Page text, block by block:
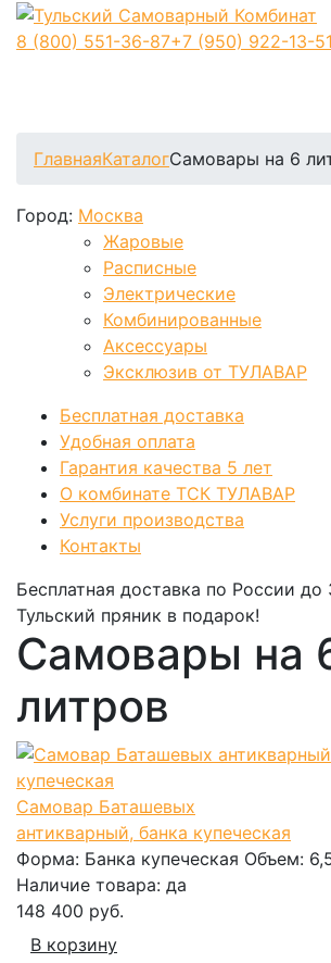
8 (800) 551-36-87+7 (950) 922-13-51
ГлавнаяКаталогСамовары на 6
Город: Москва
Жаровые
Расписные
Электрические
Комбинированные
Аксессуары
Эксклюзив от ТУЛАВАР
Бесплатная доставка
Удобная оплата
Гарантия качества 5 лет
О комбинате ТСК ТУЛАВАР
Услуги производства
Контакты
Бесплатная доставка по России до
Тульский пряник в подарок!
Самовары на
литров
Самовар Баташевых
антикварный, банка купеческая
Форма: Банка купеческая Объем:
Наличие товара: да
148 400 руб.
В корзину